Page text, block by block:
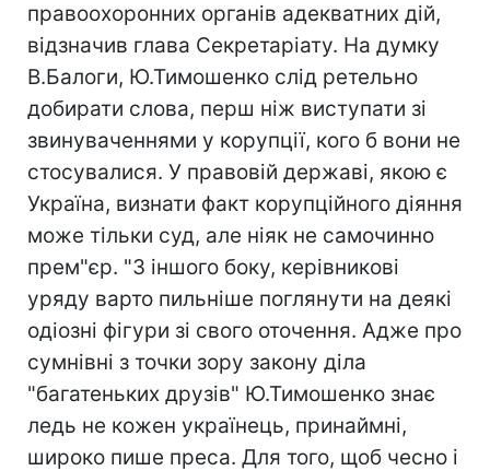
правоохоронних органів адекватних дій,
відзначив глава Секретаріату. На думку
В.Балоги, Ю.Тимошенко слід ретельно
добирати слова, перш ніж виступати зі
звинуваченнями у корупції, кого б вони не
стосувалися. У правовій державі, якою є
Україна, визнати факт корупційного діяння
може тільки суд, але ніяк не самочинно
прем"єр. "З іншого боку, керівникові
уряду варто пильніше поглянути на деякі
одіозні фігури зі свого оточення. Адже про
сумнівні з точки зору закону діла
"багатеньких друзів" Ю.Тимошенко знає
ледь не кожен українець, принаймні,
широко пише преса. Для того, щоб чесно і